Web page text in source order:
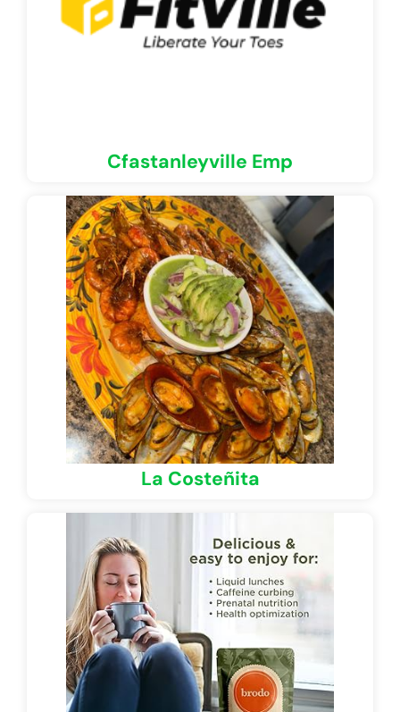
Cfastanleyville Emp
La Costeñita